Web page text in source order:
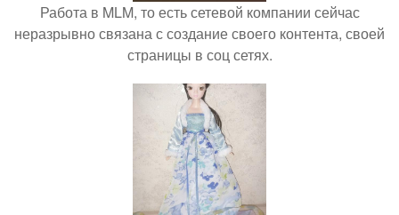
Работа в MLM, то есть сетевой компании сейчас
неразрывно связана с создание своего контента, своей
страницы в соц сетях.